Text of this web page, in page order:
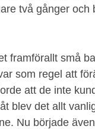
två gånger och
framförallt små
som regel att
att de inte
blev det allt
Nu började även